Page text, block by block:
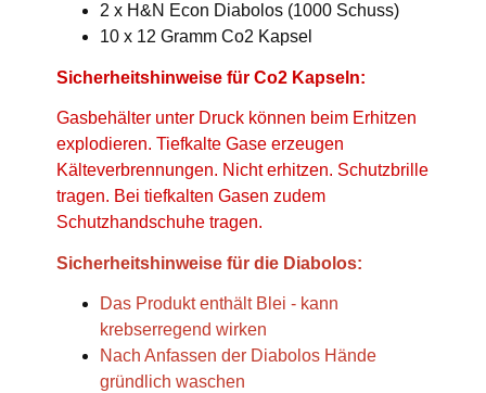
2 x H&N Econ Diabolos (1000 Schuss)
10 x 12 Gramm Co2 Kapsel
Sicherheitshinweise für Co2 Kapseln:
Gasbehälter unter Druck können beim Erhitzen
explodieren. Tiefkalte Gase erzeugen
Kälteverbrennungen. Nicht erhitzen. Schutzbrille
tragen. Bei tiefkalten Gasen zudem
Schutzhandschuhe tragen.
Sicherheitshinweise für die Diabolos:
Das Produkt enthält Blei - kann
krebserregend wirken
Nach Anfassen der Diabolos Hände
gründlich waschen